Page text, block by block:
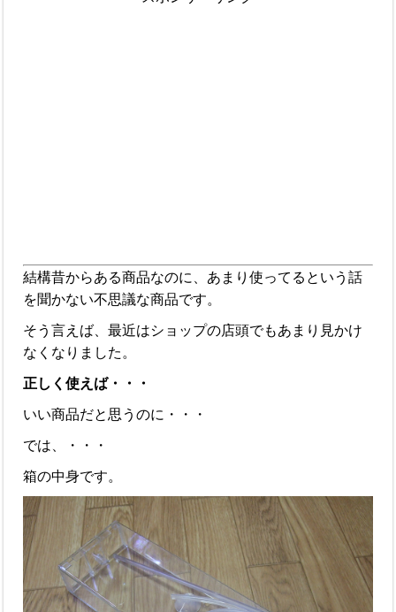
結構昔からある商品なのに、あまり使ってるという話
を聞かない不思議な商品です。
そう言えば、最近はショップの店頭でもあまり見かけ
なくなりました。
正しく使えば・・・
いい商品だと思うのに・・・
では、・・・
箱の中身です。